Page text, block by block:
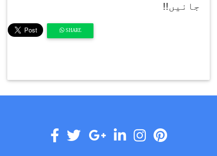
جانیں!!
SHARE